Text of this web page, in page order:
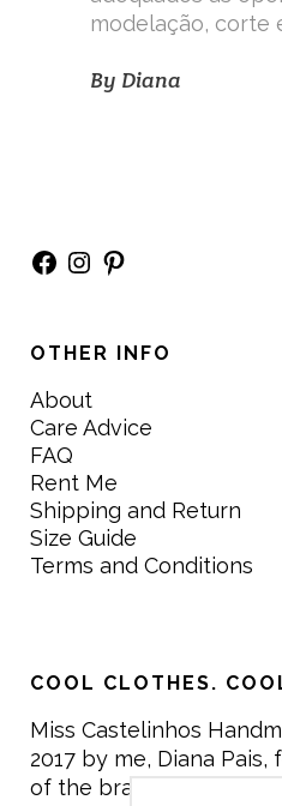
modelação, corte
By Diana
Facebook
Instagram
Pinterest
OTHER INFO
About
Care Advice
FAQ
Rent Me
Shipping and Return
Size Guide
Terms and Conditions
COOL CLOTHES.
Miss Castelinhos
2017 by me, Diana
of the brand. My